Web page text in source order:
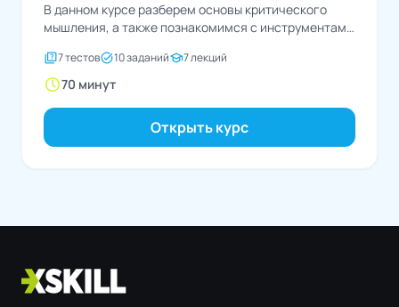
В данном курсе разберем основы критического
мышления, а также познакомимся с инструментами
quiz7 тестовtask_alt10 заданийschool7 лекций
schedule70 минут
Открыть курс